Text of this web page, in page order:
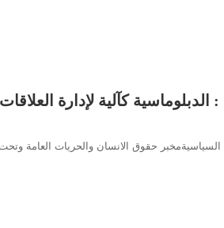
كآلية لإدارة العلاقات
حقوق الانسان والحريات العامة